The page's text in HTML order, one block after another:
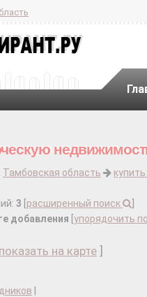
Тамбовская область
3 расширенный поиск
добавления упорядочить
показать на карте